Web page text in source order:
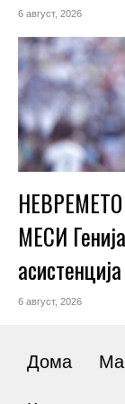
6 август, 2026
МЕСИ
6 август, 2026
Дома